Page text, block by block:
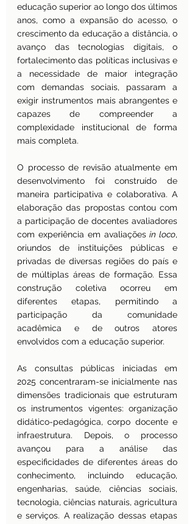
educação superior ao longo dos últimos
anos, como a expansão do acesso, o
crescimento da educação a distância, o
avanço das tecnologias digitais, o
fortalecimento das políticas inclusivas e
a necessidade de maior integração
com demandas sociais, passaram a
exigir instrumentos mais abrangentes e
capazes de compreender a
complexidade institucional de forma
mais completa.
O processo de revisão atualmente em
desenvolvimento foi construído de
maneira participativa e colaborativa. A
elaboração das propostas contou com
a participação de docentes avaliadores
com experiência em avaliações in loco,
oriundos de instituições públicas e
privadas de diversas regiões do país e
de múltiplas áreas de formação. Essa
construção coletiva ocorreu em
diferentes etapas, permitindo a
participação da comunidade
acadêmica e de outros atores
envolvidos com a educação superior.
As consultas públicas iniciadas em
2025 concentraram-se inicialmente nas
dimensões tradicionais que estruturam
os instrumentos vigentes: organização
didático-pedagógica, corpo docente e
infraestrutura. Depois, o processo
avançou para a análise das
especificidades de diferentes áreas do
conhecimento, incluindo educação,
engenharias, saúde, ciências sociais,
tecnologia, ciências naturais, agricultura
e serviços. A realização dessas etapas